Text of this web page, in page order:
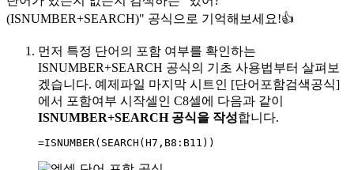
(ISNUMBER+SEARCH)" 공식으로 기억해보세요!👍
먼저 특정 단어의 포함 여부를 확인하는
ISNUMBER+SEARCH 공식의 기초 사용법부터 살펴보
겠습니다. 예제파일 마지막 시트인 [단어포함검색공식]
에서 포함여부 시작셀인 C8셀에 다음과 같이
ISNUMBER+SEARCH 공식을 작성합니다.
=ISNUMBER( SEARCH ( H7 , B8:B11 ) )